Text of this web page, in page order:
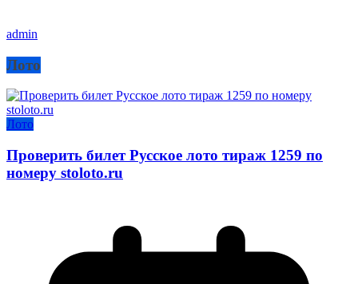
admin
Лото
Лото
Проверить билет Русское лото тираж 1259 по
номеру stoloto.ru